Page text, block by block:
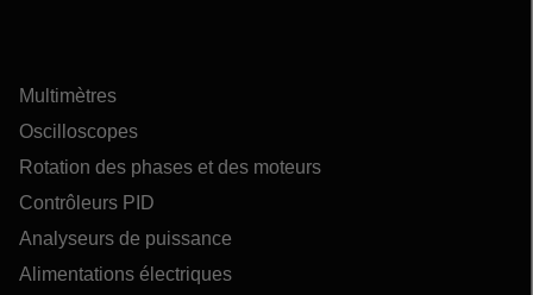
Multimètres
Oscilloscopes
Rotation des phases et des moteurs
Contrôleurs PID
Analyseurs de puissance
Alimentations électriques